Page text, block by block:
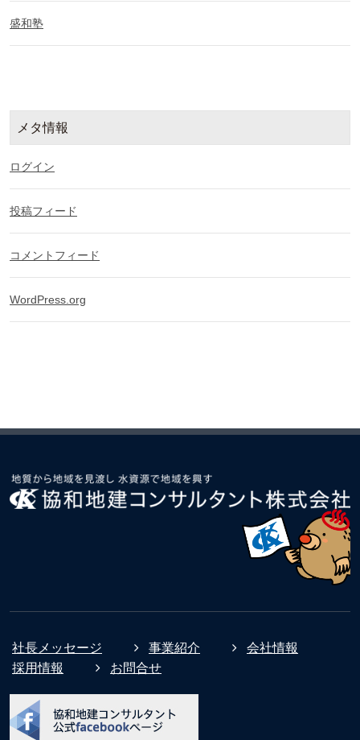
盛和塾
メタ情報
ログイン
投稿フィード
コメントフィード
WordPress.org
社長メッセージ 事業紹介
会社情報
採用情報
お問合せ